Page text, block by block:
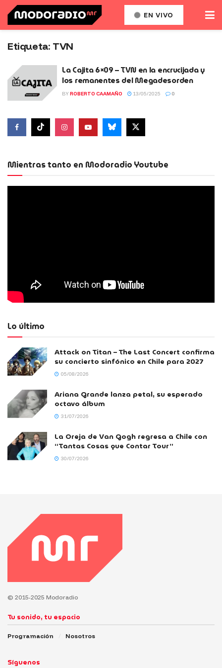
EN VIVO
Etiqueta: TVN
La Cajita 6×09 – TVN en la encrucijada y
los remanentes del Megadesorden
BY ROBERTO CAAMAÑO 13/05/2025 0
Mientras tanto en Modoradio Youtube
Lo último
Attack on Titan – The Last Concert confirma
su concierto sinfónico en Chile para 2027
05/08/2026
Ariana Grande lanza petal, su esperado
octavo álbum
31/07/2026
La Oreja de Van Gogh regresa a Chile con
“Tantas Cosas que Contar Tour”
30/07/2026
© 2015-2025 Modoradio
Tu sonido, tu espacio
Programación Nosotros
Síguenos